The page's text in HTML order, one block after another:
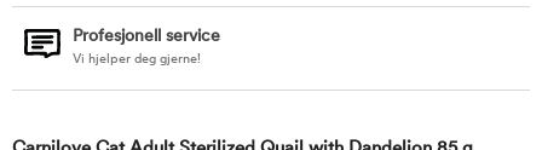
Profesjonell service
Vi hjelper deg gjerne!